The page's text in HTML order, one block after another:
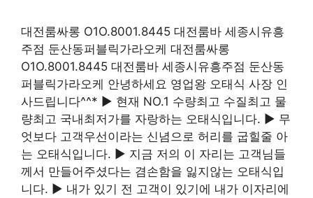
대전룸싸롱 O1O.8001.8445 대전룸바 세종시유흥
주점 둔산동퍼블릭가라오케 대전룸싸롱
O1O.8001.8445 대전룸바 세종시유흥주점 둔산동
퍼블릭가라오케 안녕하세요 영업왕 오태식 사장 인
사드립니다^^* ▶ 현재 NO.1 수량최고 수질최고 물
량최고 국내최저가를 자랑하는 오태식입니다. ▶ 무
엇보다 고객우선이라는 신념으로 허리를 굽힐줄 아
는 오태식입니다. ▶ 지금 저의 이 자리는 고객님들
께서 만들어주셨다는 겸손함을 잃지않는 오태식입
니다. ▶ 내가 있기 전 고객이 있기에 내가 이자리에